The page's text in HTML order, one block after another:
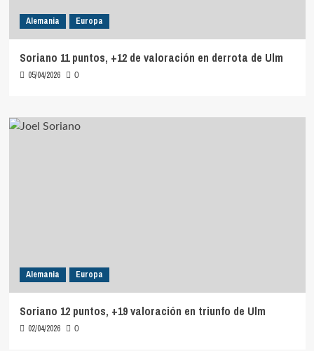
Alemania Europa
Soriano 11 puntos, +12 de valoración en derrota de Ulm
05/04/2026 0
Alemania Europa
Soriano 12 puntos, +19 valoración en triunfo de Ulm
02/04/2026 0